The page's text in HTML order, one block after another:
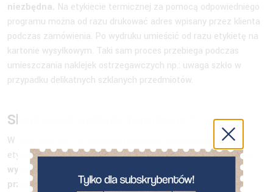
niezbędna. Na etykiecie termicznej za pomocą odpowiedniego
programu można od razu drukować adres wpisany przez klienta
podczas zamówienia. Po wydruku umieścić od razu etykietę na
kartonie wysyłkowym. Taki sam proces przebiega podczas
umieszczania naklejek ostrzegawczych np.: uwaga szkło w
przypadku delikatnych szklanych przedmiotów.
Skąd wziąć naklejki termiczne?
W zwyczaju jest, że wszelkie materiały eksploatacyjne w tym
etykiety kurierskie dostarcza firma przewozowa.Jeżeli firma
wysyła duże ilości paczek najczęściej w umowie z
przedsiębiorstwem transportowym może wynegocjować